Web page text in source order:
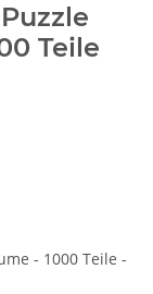
Teile
- 1000 Teile -